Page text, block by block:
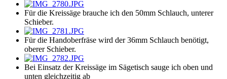
Für die Kreissäge brauche ich den 50mm Schlauch, unterer
Schieber.
Für die Handoberfräse wird der 36mm Schlauch benötigt,
oberer Schieber.
Bei Einsatz der Kreissäge im Sägetisch sauge ich oben und
unten gleichzeitig ab